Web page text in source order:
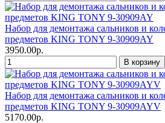
Набор для демонтажа сальников и
предметов KING TONY 9-30909AY
3950.00р.
В корзину
Набор для демонтажа сальников и
предметов KING TONY 9-30909AYV
5170.00р.